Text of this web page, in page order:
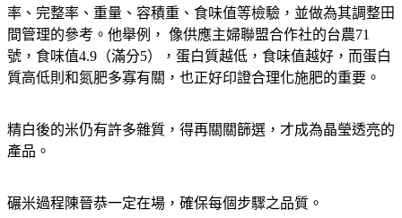
率、完整率、重量、容積重、食味值等檢驗，並做為其調整田
間管理的參考。他舉例， 像供應主婦聯盟合作社的台農71
號，食味值4.9（滿分5），蛋白質越低，食味值越好，而蛋白
質高低則和氮肥多寡有關，也正好印證合理化施肥的重要。
精白後的米仍有許多雜質，得再關關篩選，才成為晶瑩透亮的
產品。
碾米過程陳晉恭一定在場，確保每個步驟之品質。